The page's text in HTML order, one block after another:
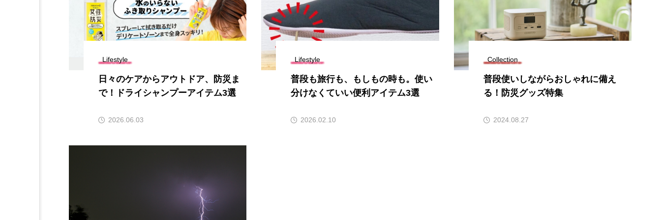
Lifestyle
日々のケアからアウトドア、防災ま
で！ドライシャンプーアイテム3選
2026.06.03
Lifestyle
普段も旅行も、もしもの時も。使い
分けなくていい便利アイテム3選
2026.02.10
Collection
普段使いしながらおしゃれに備え
る！防災グッズ特集
2024.08.27